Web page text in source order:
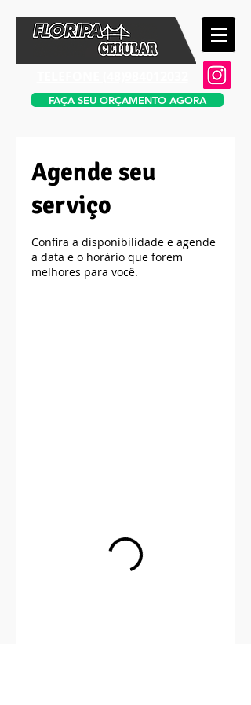
FAÇA SEU ORÇAMENTO AGORA
Agende seu
serviço
Confira a disponibilidade e agende
a data e o horário que forem
melhores para você.